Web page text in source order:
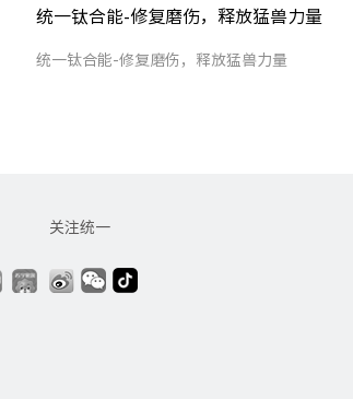
统一钛合能-修复磨伤，释放猛兽力量
统一钛合能-修复磨伤，释放猛兽力量
关注统一